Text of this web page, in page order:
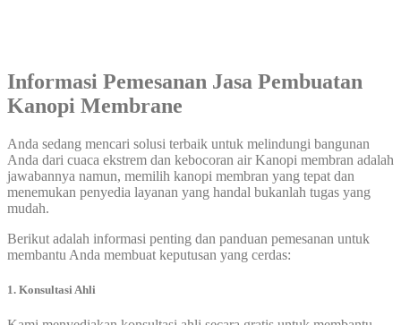
Informasi Pemesanan Jasa Pembuatan
Kanopi Membrane
Anda sedang mencari solusi terbaik untuk melindungi bangunan
Anda dari cuaca ekstrem dan kebocoran air Kanopi membran adalah
jawabannya namun, memilih kanopi membran yang tepat dan
menemukan penyedia layanan yang handal bukanlah tugas yang
mudah.
Berikut adalah informasi penting dan panduan pemesanan untuk
membantu Anda membuat keputusan yang cerdas:
1. Konsultasi Ahli